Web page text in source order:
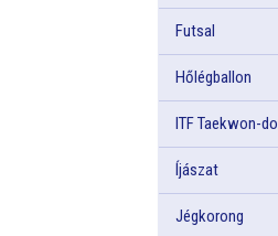
Futsal
Hőlégballon
ITF Taekwon-do
Íjászat
Jégkorong